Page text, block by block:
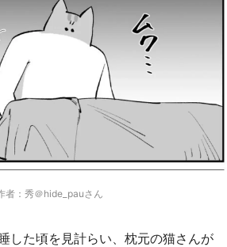
者：秀＠hide_pauさん
した頃を見計らい、枕元の猫さんが